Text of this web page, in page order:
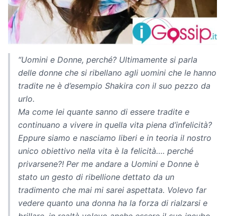
“Uomini e Donne, perché? Ultimamente si parla
delle donne che si ribellano agli uomini che le hanno
tradite ne è d’esempio Shakira con il suo pezzo da
urlo.
Ma come lei quante sanno di essere tradite e
continuano a vivere in quella vita piena d’infelicità?
Eppure siamo e nasciamo liberi e in teoria il nostro
unico obiettivo nella vita è la felicità…. perché
privarsene?! Per me andare a Uomini e Donne è
stato un gesto di ribellione dettato da un
tradimento che mai mi sarei aspettata. Volevo far
vedere quanto una donna ha la forza di rialzarsi e